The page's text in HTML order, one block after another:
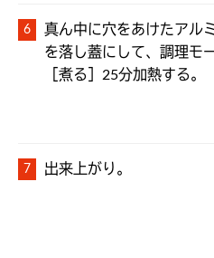
真ん中に穴をあけたアル
を落し蓋にして、調理モ
［煮る］25分加熱する。
出来上がり。